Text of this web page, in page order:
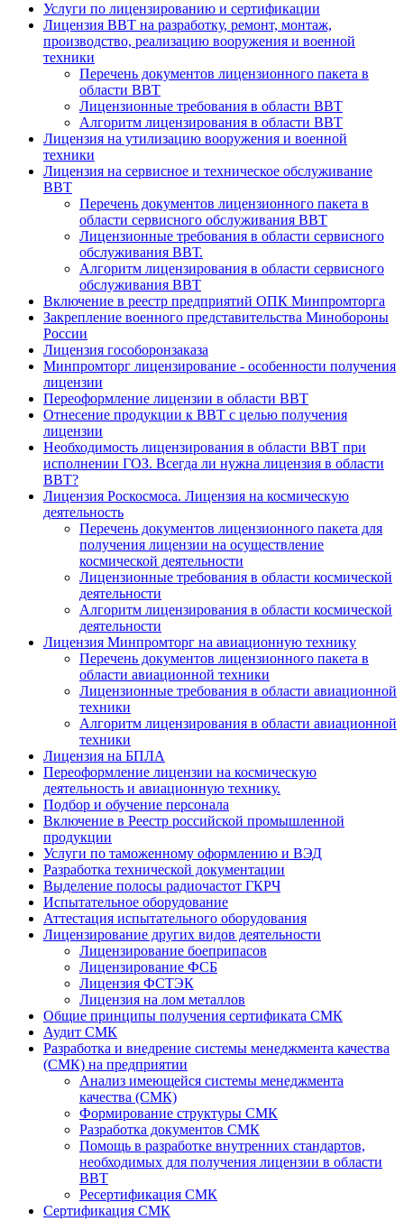
Услуги по лицензированию и сертификации
Лицензия ВВТ на разработку, ремонт, монтаж,
производство, реализацию вооружения и военной
техники
Перечень документов лицензионного пакета в
области ВВТ
Лицензионные требования в области ВВТ
Алгоритм лицензирования в области ВВТ
Лицензия на утилизацию вооружения и военной
техники
Лицензия на сервисное и техническое обслуживание
ВВТ
Перечень документов лицензионного пакета в
области сервисного обслуживания ВВТ
Лицензионные требования в области сервисного
обслуживания ВВТ.
Алгоритм лицензирования в области сервисного
обслуживания ВВТ
Включение в реестр предприятий ОПК Минпромторга
Закрепление военного представительства Минобороны
России
Лицензия гособоронзаказа
Минпромторг лицензирование - особенности получения
лицензии
Переоформление лицензии в области ВВТ
Отнесение продукции к ВВТ с целью получения
лицензии
Необходимость лицензирования в области ВВТ при
исполнении ГОЗ. Всегда ли нужна лицензия в области
ВВТ?
Лицензия Роскосмоса. Лицензия на космическую
деятельность
Перечень документов лицензионного пакета для
получения лицензии на осуществление
космической деятельности
Лицензионные требования в области космической
деятельности
Алгоритм лицензирования в области космической
деятельности
Лицензия Минпромторг на авиационную технику
Перечень документов лицензионного пакета в
области авиационной техники
Лицензионные требования в области авиационной
техники
Алгоритм лицензирования в области авиационной
техники
Лицензия на БПЛА
Переоформление лицензии на космическую
деятельность и авиационную технику.
Подбор и обучение персонала
Включение в Реестр российской промышленной
продукции
Услуги по таможенному оформлению и ВЭД
Разработка технической документации
Выделение полосы радиочастот ГКРЧ
Испытательное оборудование
Аттестация испытательного оборудования
Лицензирование других видов деятельности
Лицензирование боеприпасов
Лицензирование ФСБ
Лицензия ФСТЭК
Лицензия на лом металлов
Общие принципы получения сертификата СМК
Аудит СМК
Разработка и внедрение системы менеджмента качества
(СМК) на предприятии
Анализ имеющейся системы менеджмента
качества (СМК)
Формирование структуры СМК
Разработка документов СМК
Помощь в разработке внутренних стандартов,
необходимых для получения лицензии в области
ВВТ
Ресертификация СМК
Сертификация СМК